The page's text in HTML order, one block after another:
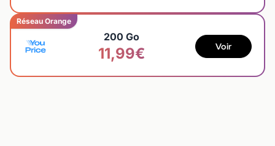
Réseau Orange
200 Go
11,99€ Voir